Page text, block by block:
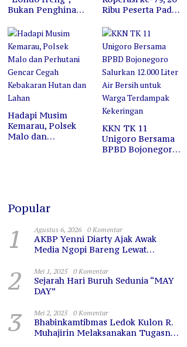
Bukan Penghinaan
Cermin untuk
Berkaca
Ribu Peserta Padati
Pasar Wisata
Bojonegoro
Hadapi Musim
Kemarau, Polsek
Malo dan
KKN TK 11
Unigoro Bersama
BPBD Bojonegoro
Popular
1 Agustus 6, 2026 0 Komentar
AKBP Yenni Diarty Ajak Awak
Media Ngopi Bareng Lewat
Sinergi
2 Mei 1, 2025 0 Komentar
Sejarah Hari Buruh Sedunia “MAY
DAY”
3 Mei 2, 2025 0 Komentar
Bhabinkamtibmas Ledok Kulon R.
Muhajirin Melaksanakan Tugasnya